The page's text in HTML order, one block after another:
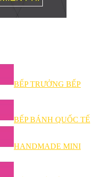
BẾP TRƯỞNG BẾP
BẾP BÁNH QUỐC TẾ
HANDMADE MINI